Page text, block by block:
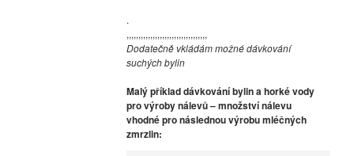
.
,,,,,,,,,,,,,,,,,,,,,,,,,,,,,,,,,,
Dodatečně vkládám možné dávkování
suchých bylin
Malý příklad dávkování bylin a horké vody
pro výroby nálevů – množství nálevu
vhodné pro následnou výrobu mléčných
zmrzlin: